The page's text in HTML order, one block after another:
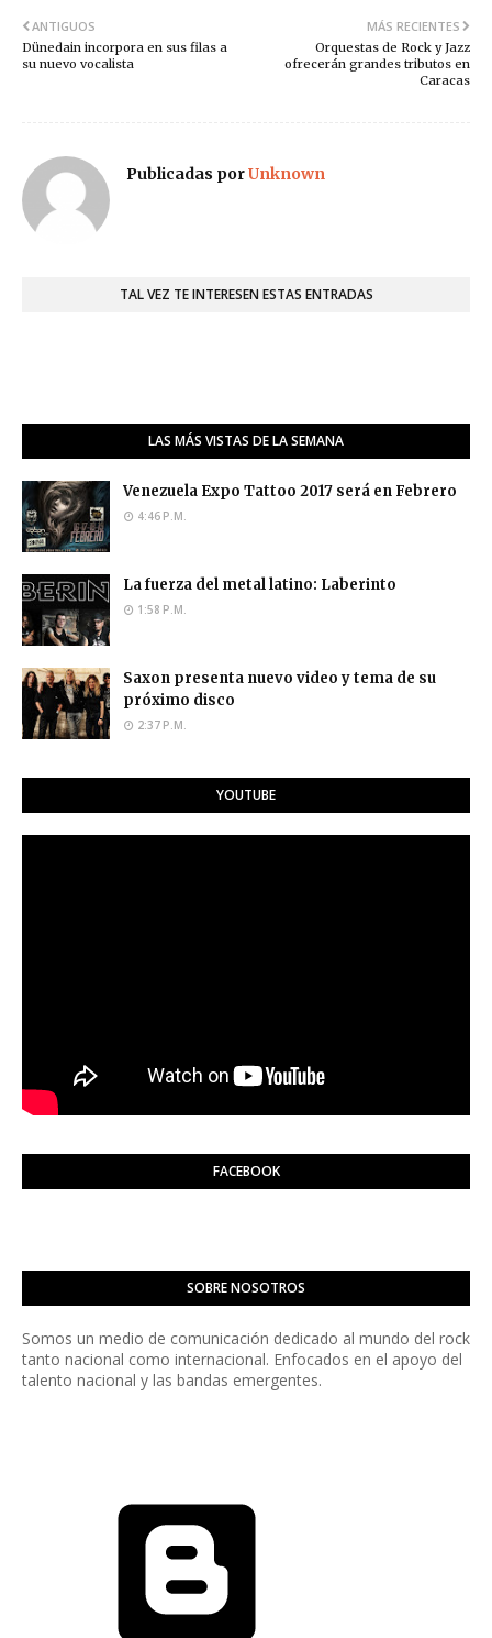
MÁS RECIENTES
Orquestas de Rock y Jazz
ofrecerán grandes tributos en
Caracas
ANTIGUOS
Dünedain incorpora en sus filas a
su nuevo vocalista
Publicadas porUnknown
TAL VEZ TE INTERESEN ESTAS ENTRADAS
LAS MÁS VISTAS DE LA SEMANA
Venezuela Expo Tattoo 2017 será en Febrero
4:46 P.M.
La fuerza del metal latino: Laberinto
1:58 P.M.
Saxon presenta nuevo video y tema de su
próximo disco
2:37 P.M.
YOUTUBE
FACEBOOK
SOBRE NOSOTROS
Somos un medio de comunicación dedicado al mundo del rock
tanto nacional como internacional. Enfocados en el apoyo del
talento nacional y las bandas emergentes.